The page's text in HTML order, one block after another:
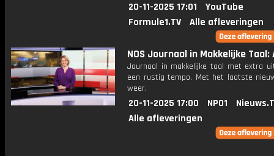
20-11-2025 17:01
YouTube
Formule1.TV
Alle afleveringen
NOS Journaal in Makkelijke Taal:
Journaal in makkelijke taal met extra
een rustig tempo. Met het laatste
weer.
20-11-2025 17:00 NPO1
Alle afleveringen